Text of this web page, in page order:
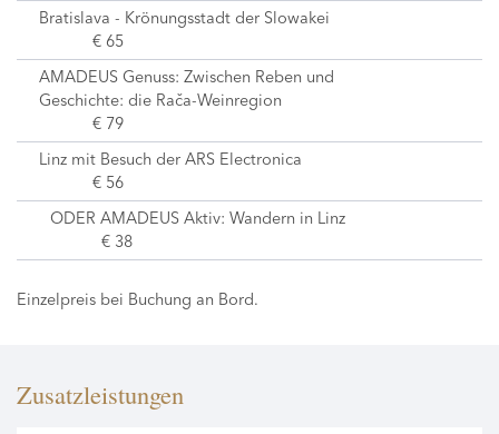
Bratislava - Krönungsstadt der Slowakei
€ 65
AMADEUS Genuss: Zwischen Reben und
Geschichte: die Rača-Weinregion
€ 79
Linz mit Besuch der ARS Electronica
€ 56
ODER AMADEUS Aktiv: Wandern in Linz
€ 38
Einzelpreis bei Buchung an Bord.
Zusatzleistungen